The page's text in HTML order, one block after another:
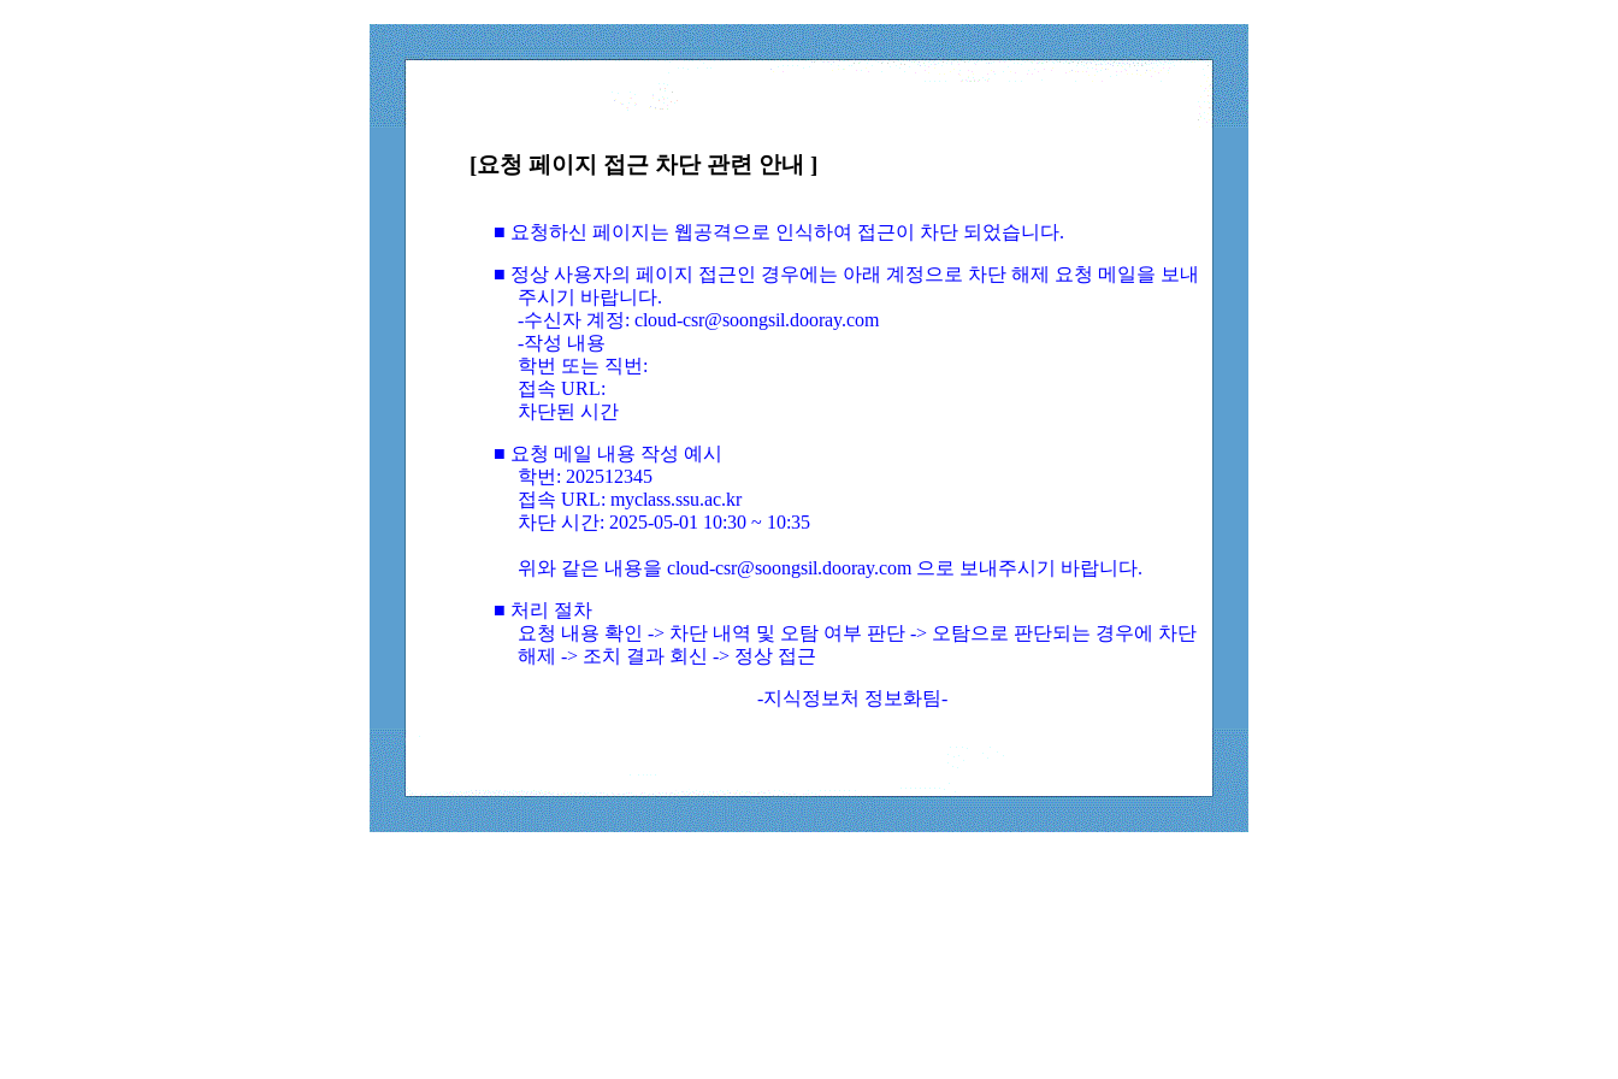
[요청 페이지 접근 차단 관련 안내 ]
■ 요청하신 페이지는 웹공격으로 인식하여 접근이 차단 되었습니다.
■ 정상 사용자의 페이지 접근인 경우에는 아래 계정으로 차단 해제 요청 메일을 보내
주시기 바랍니다.
-수신자 계정: cloud-csr@soongsil.dooray.com
-작성 내용
학번 또는 직번:
접속 URL:
차단된 시간
■ 요청 메일 내용 작성 예시
학번: 202512345
접속 URL: myclass.ssu.ac.kr
차단 시간: 2025-05-01 10:30 ~ 10:35
위와 같은 내용을 cloud-csr@soongsil.dooray.com 으로 보내주시기 바랍니다.
■ 처리 절차
요청 내용 확인 -> 차단 내역 및 오탐 여부 판단 -> 오탐으로 판단되는 경우에 차단
해제 -> 조치 결과 회신 -> 정상 접근
-지식정보처 정보화팀-